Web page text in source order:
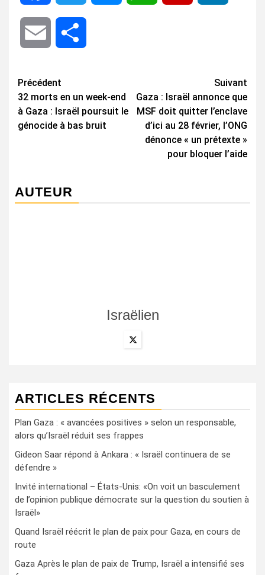
Email
Navigation
d’article
Précédent
32 morts en un week-end
à Gaza : Israël poursuit le
génocide à bas bruit
Suivant
Gaza : Israël annonce que
MSF doit quitter l’enclave
d’ici au 28 février, l’ONG
dénonce « un prétexte »
pour bloquer l’aide
AUTEUR
Israëlien
ARTICLES RÉCENTS
Plan Gaza : « avancées positives » selon un responsable,
alors qu’Israël réduit ses frappes
Gideon Saar répond à Ankara : « Israël continuera de se
défendre »
Invité international – États-Unis: «On voit un basculement
de l’opinion publique démocrate sur la question du soutien à
Israël»
Quand Israël réécrit le plan de paix pour Gaza, en cours de
route
Gaza Après le plan de paix de Trump, Israël a intensifié ses